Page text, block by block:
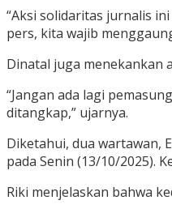
“Aksi solidaritas jurnalis
pers, kita wajib
Dinatal juga menekankan
“Jangan ada lagi
ditangkap,” ujarnya.
Diketahui, dua wartawan,
pada Senin (13/10/2025).
Riki menjelaskan bahwa